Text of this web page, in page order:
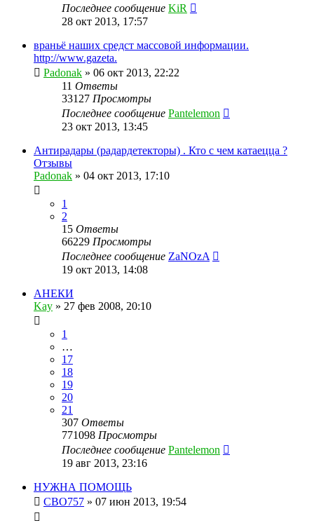
Последнее сообщение KiR
28 окт 2013, 17:57
враньё наших средст массовой информации.
http://www.gazeta.
Padonak » 06 окт 2013, 22:22
11 Ответы
33127 Просмотры
Последнее сообщение Pantelemon
23 окт 2013, 13:45
Антирадары (радардетекторы) . Кто с чем катаецца ?
Отзывы
Padonak » 04 окт 2013, 17:10
1
2
15 Ответы
66229 Просмотры
Последнее сообщение ZaNOzA
19 окт 2013, 14:08
АНЕКИ
Kay » 27 фев 2008, 20:10
1
…
17
18
19
20
21
307 Ответы
771098 Просмотры
Последнее сообщение Pantelemon
19 авг 2013, 23:16
НУЖНА ПОМОЩЬ
CBO757 » 07 июн 2013, 19:54